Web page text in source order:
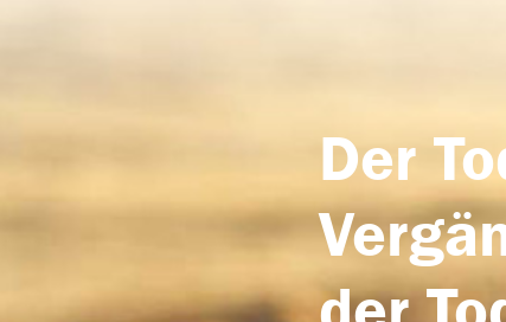
Der